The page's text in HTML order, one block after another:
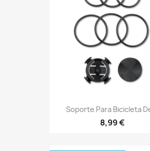
Soporte Para Bicicleta
8,99 €